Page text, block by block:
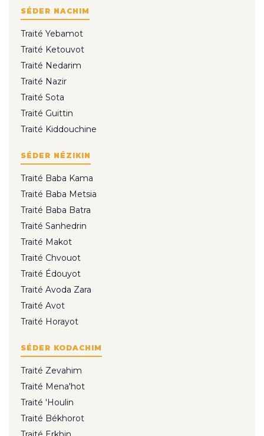
SÉDER NACHIM
Traité Yebamot
Traité Ketouvot
Traité Nedarim
Traité Nazir
Traité Sota
Traité Guittin
Traité Kiddouchine
SÉDER NÉZIKIN
Traité Baba Kama
Traité Baba Metsia
Traité Baba Batra
Traité Sanhedrin
Traité Makot
Traité Chvouot
Traité Édouyot
Traité Avoda Zara
Traité Avot
Traité Horayot
SÉDER KODACHIM
Traité Zevahim
Traité Mena'hot
Traité 'Houlin
Traité Békhorot